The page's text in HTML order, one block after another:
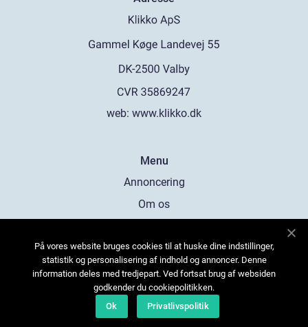
web: www.klikko.dk
Menu
Annoncering
Om os
Kontakt os
Sitemap
På vores website bruges cookies til at huske dine indstillinger,
statistik og personalisering af indhold og annoncer. Denne
information deles med tredjepart. Ved fortsat brug af websiden
godkender du cookiepolitikken.
Ok
Privatlivspolitik